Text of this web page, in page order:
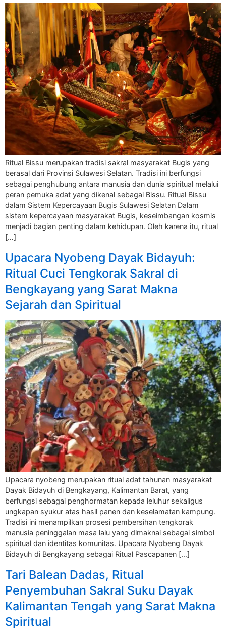
Ritual Bissu merupakan tradisi sakral masyarakat Bugis yang
berasal dari Provinsi Sulawesi Selatan. Tradisi ini berfungsi
sebagai penghubung antara manusia dan dunia spiritual melalui
peran pemuka adat yang dikenal sebagai Bissu. Ritual Bissu
dalam Sistem Kepercayaan Bugis Sulawesi Selatan Dalam
sistem kepercayaan masyarakat Bugis, keseimbangan kosmis
menjadi bagian penting dalam kehidupan. Oleh karena itu, ritual
[…]
Upacara Nyobeng Dayak Bidayuh:
Ritual Cuci Tengkorak Sakral di
Bengkayang yang Sarat Makna
Sejarah dan Spiritual
Upacara nyobeng merupakan ritual adat tahunan masyarakat
Dayak Bidayuh di Bengkayang, Kalimantan Barat, yang
berfungsi sebagai penghormatan kepada leluhur sekaligus
ungkapan syukur atas hasil panen dan keselamatan kampung.
Tradisi ini menampilkan prosesi pembersihan tengkorak
manusia peninggalan masa lalu yang dimaknai sebagai simbol
spiritual dan identitas komunitas. Upacara Nyobeng Dayak
Bidayuh di Bengkayang sebagai Ritual Pascapanen […]
Tari Balean Dadas, Ritual
Penyembuhan Sakral Suku Dayak
Kalimantan Tengah yang Sarat Makna
Spiritual